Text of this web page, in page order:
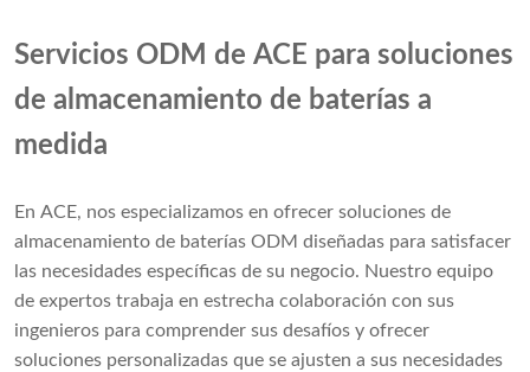
Servicios ODM de ACE para soluciones
de almacenamiento de baterías a
medida
En ACE, nos especializamos en ofrecer soluciones de
almacenamiento de baterías ODM diseñadas para satisfacer
las necesidades específicas de su negocio. Nuestro equipo
de expertos trabaja en estrecha colaboración con sus
ingenieros para comprender sus desafíos y ofrecer
soluciones personalizadas que se ajusten a sus necesidades